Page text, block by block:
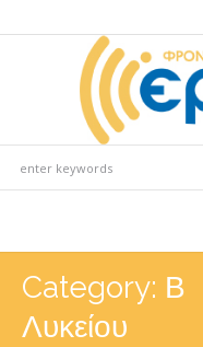
Category: Β
Λυκείου